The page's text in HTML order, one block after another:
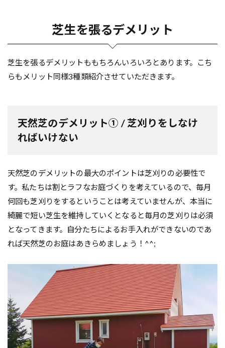
芝生を張るデメリット
芝生を張るデメリットももちろんいろいろとあります。こち
らもメリット同様3種類紹介させていただきます。
天然芝のデメリット① / 芝刈りをしなけ
ればいけない
天然芝のデメリットの最大のポイントは芝刈りの必要性で
す。私たちは割とラフなお庭づくりを考えているので、毎月
何回も芝刈りをするということは考えていませんが、本当に
綺麗で短い芝生を維持していくとなると毎月の芝刈りは必須
となってきます。自分たちによるお手入れができないのであ
れば天然芝のお庭はあきらめましょう！^^;